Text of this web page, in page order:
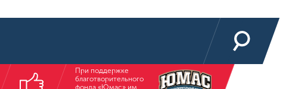
При поддержке
благотворительного
фонда «Юмас» им.